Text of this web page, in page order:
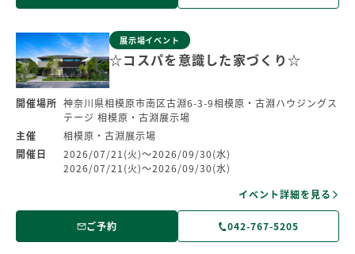
展示場イベント
☆コスパを意識した家づくり☆
開催場所 神奈川県相模原市南区古淵6-3-9相模原・古淵ハウジングス
テージ 相模原・古淵展示場
主催
相模原・古淵展示場
開催日
2026/07/21(火)～2026/09/30(水)
2026/07/21(火)～2026/09/30(水)
イベント詳細を見る
ご予約 042-767-5205